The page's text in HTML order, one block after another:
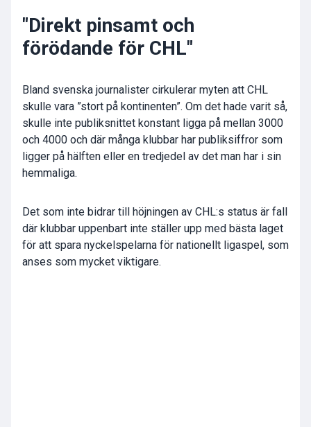
"Direkt pinsamt och
förödande för CHL"
Bland svenska journalister cirkulerar myten att CHL
skulle vara ”stort på kontinenten”. Om det hade varit så,
skulle inte publiksnittet konstant ligga på mellan 3000
och 4000 och där många klubbar har publiksiffror som
ligger på hälften eller en tredjedel av det man har i sin
hemmaliga.
Det som inte bidrar till höjningen av CHL:s status är fall
där klubbar uppenbart inte ställer upp med bästa laget
för att spara nyckelspelarna för nationellt ligaspel, som
anses som mycket viktigare.